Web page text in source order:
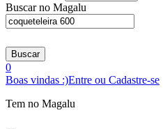
Buscar no Magalu
Buscar
0
Boas vindas :)Entre ou Cadastre-se
Tem no Magalu